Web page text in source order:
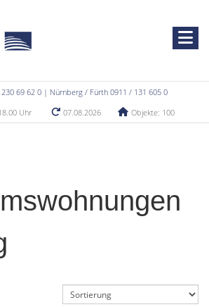
230 69 62 0 | Nürnberg / Fürth 0911 / 131 605 0
Uhr
07.08.2026 Objekte: 100